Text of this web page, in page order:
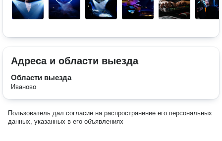
Адреса и области выезда
Области выезда
Иваново
Пользователь дал согласие на распространение его персональных
данных, указанных в его объявлениях